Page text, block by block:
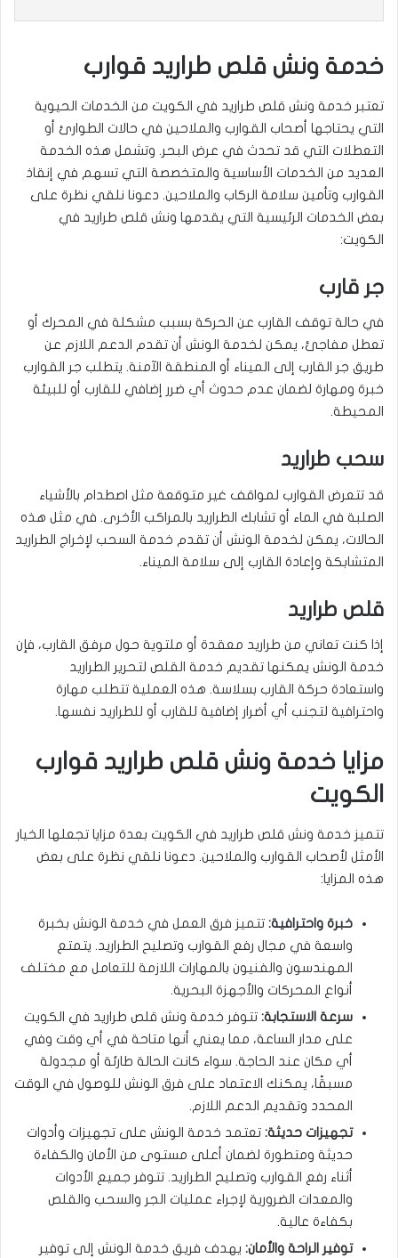
خدمة ونش قلص طراريد قوارب
تعتبر خدمة ونش قلص طراريد في الكويت من الخدمات الحيوية
التي يحتاجها أصحاب القوارب والملاحين في حالات الطوارئ أو
التعطلات التي قد تحدث في عرض البحر. وتشمل هذه الخدمة
العديد من الخدمات الأساسية والمتخصصة التي تسهم في إنقاذ
القوارب وتأمين سلامة الركاب والملاحين. دعونا نلقي نظرة على
بعض الخدمات الرئيسية التي يقدمها ونش قلص طراريد في
الكويت:
جر قارب
في حالة توقف القارب عن الحركة بسبب مشكلة في المحرك أو
تعطل مفاجئ، يمكن لخدمة الونش أن تقدم الدعم اللازم عن
طريق جر القارب إلى الميناء أو المنطقة الآمنة. يتطلب جر القوارب
خبرة ومهارة لضمان عدم حدوث أي ضرر إضافي للقارب أو للبيئة
المحيطة.
سحب طراريد
قد تتعرض القوارب لمواقف غير متوقعة مثل اصطدام بالأشياء
الصلبة في الماء أو تشابك الطراريد بالمراكب الأخرى. في مثل هذه
الحالات، يمكن لخدمة الونش أن تقدم خدمة السحب لإخراج الطراريد
المتشابكة وإعادة القارب إلى سلامة الميناء.
قلص طراريد
إذا كنت تعاني من طراريد معقدة أو ملتوية حول مرفق القارب، فإن
خدمة الونش يمكنها تقديم خدمة القلص لتحرير الطراريد
واستعادة حركة القارب بسلاسة. هذه العملية تتطلب مهارة
واحترافية لتجنب أي أضرار إضافية للقارب أو للطراريد نفسها.
مزايا خدمة ونش قلص طراريد قوارب
الكويت
تتميز خدمة ونش قلص طراريد في الكويت بعدة مزايا تجعلها الخيار
الأمثل لأصحاب القوارب والملاحين. دعونا نلقي نظرة على بعض
هذه المزايا:
خبرة واحترافية: تتميز فرق العمل في خدمة الونش بخبرة
واسعة في مجال رفع القوارب وتصليح الطراريد. يتمتع
المهندسون والفنيون بالمهارات اللازمة للتعامل مع مختلف
أنواع المحركات والأجهزة البحرية.
سرعة الاستجابة: تتوفر خدمة ونش قلص طراريد في الكويت
على مدار الساعة، مما يعني أنها متاحة في أي وقت وفي
أي مكان عند الحاجة. سواء كانت الحالة طارئة أو مجدولة
مسبقًا، يمكنك الاعتماد على فرق الونش للوصول في الوقت
المحدد وتقديم الدعم اللازم.
تجهيزات حديثة: تعتمد خدمة الونش على تجهيزات وأدوات
حديثة ومتطورة لضمان أعلى مستوى من الأمان والكفاءة
أثناء رفع القوارب وتصليح الطراريد. تتوفر جميع الأدوات
والمعدات الضرورية لإجراء عمليات الجر والسحب والقلص
بكفاءة عالية.
توفير الراحة والأمان: يهدف فريق خدمة الونش إلى توفير